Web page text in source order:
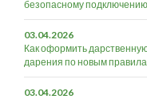
безопасному подключению
03.04.2026
Как оформить
дарения по новым
03.04.2026